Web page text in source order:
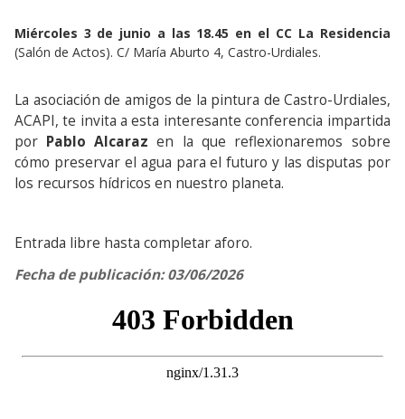
Miércoles 3 de junio a las 18.45 en el CC La Residencia
(Salón de Actos). C/ María Aburto 4, Castro-Urdiales.
La asociación de amigos de la pintura de Castro-Urdiales,
ACAPI, te invita a esta interesante conferencia impartida
por Pablo Alcaraz en la que reflexionaremos sobre
cómo preservar el agua para el futuro y las disputas por
los recursos hídricos en nuestro planeta.
Entrada libre hasta completar aforo.
Fecha de publicación: 03/06/2026